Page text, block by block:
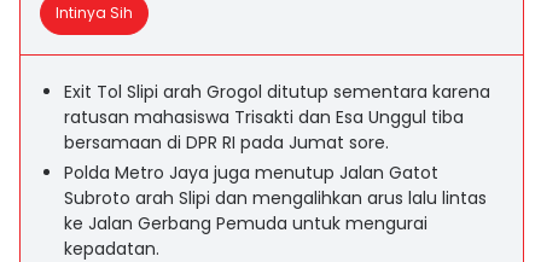
Intinya Sih
Exit Tol Slipi arah Grogol ditutup sementara karena
ratusan mahasiswa Trisakti dan Esa Unggul tiba
bersamaan di DPR RI pada Jumat sore.
Polda Metro Jaya juga menutup Jalan Gatot
Subroto arah Slipi dan mengalihkan arus lalu lintas
ke Jalan Gerbang Pemuda untuk mengurai
kepadatan.